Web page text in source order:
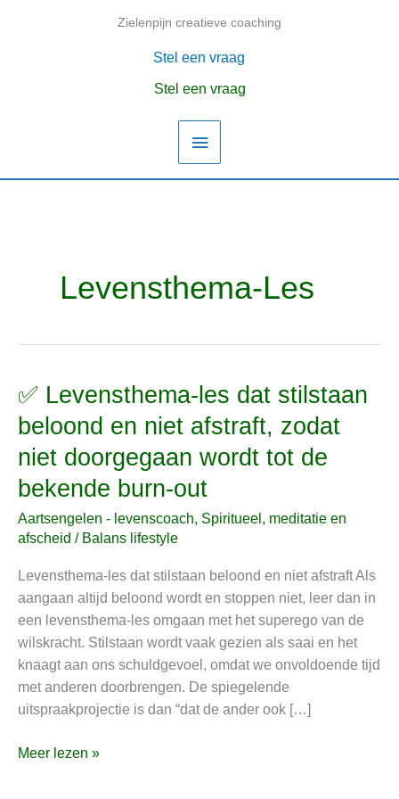
Zielenpijn creatieve coaching
Hoofdmenu
Stel een vraag
Stel een vraag
Levensthema-Les
✅ Levensthema-les dat stilstaan
beloond en niet afstraft, zodat
niet doorgegaan wordt tot de
bekende burn-out
Aartsengelen - levenscoach, Spiritueel, meditatie en
afscheid / Balans lifestyle
Levensthema-les dat stilstaan beloond en niet afstraft Als
aangaan altijd beloond wordt en stoppen niet, leer dan in
een levensthema-les omgaan met het superego van de
wilskracht. Stilstaan wordt vaak gezien als saai en het
knaagt aan ons schuldgevoel, omdat we onvoldoende tijd
met anderen doorbrengen. De spiegelende
uitspraakprojectie is dan “dat de ander ook […]
✅
les
dat
stilstaan
beloond
en
niet
afstraft,
doorgegaan
wordt
de
burn-
Meer lezen »